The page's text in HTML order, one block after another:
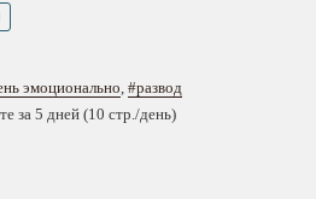
эмоционально, #развод
за 5 дней (10 стр./день)